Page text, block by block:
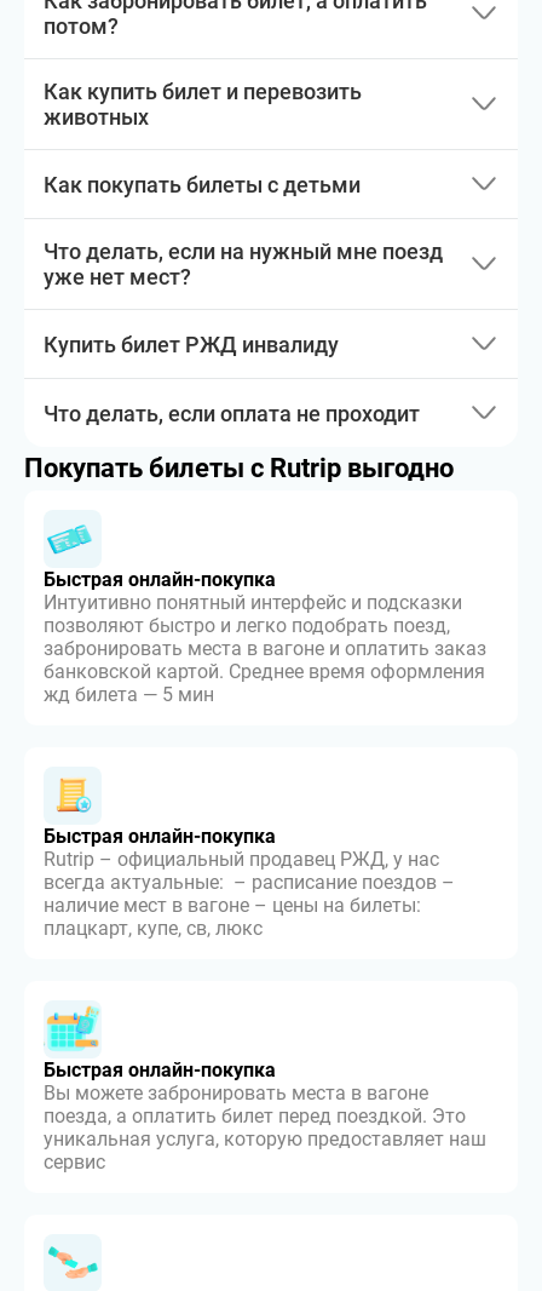
потом?
Как купить билет и перевозить
животных
Как покупать билеты с детьми
Что делать, если на нужный мне поезд
уже нет мест?
Купить билет РЖД инвалиду
Что делать, если оплата не проходит
Покупать билеты с Rutrip выгодно
Быстрая онлайн-покупка
Интуитивно понятный интерфейс и подсказки
позволяют быстро и легко подобрать поезд,
забронировать места в вагоне и оплатить заказ
банковской картой. Среднее время оформления
жд билета — 5 мин
Быстрая онлайн-покупка
Rutrip – официальный продавец РЖД, у нас
всегда актуальные: – расписание поездов –
наличие мест в вагоне – цены на билеты:
плацкарт, купе, св, люкс
Быстрая онлайн-покупка
Вы можете забронировать места в вагоне
поезда, а оплатить билет перед поездкой. Это
уникальная услуга, которую предоставляет наш
сервис